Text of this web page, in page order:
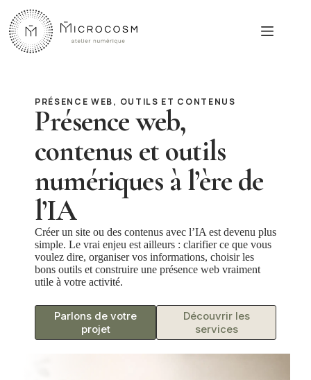
contenu
PRÉSENCE WEB, OUTILS ET CONTENUS
Présence web,
contenus et outils
numériques à l’ère de
l’IA
Créer un site ou des contenus avec l’IA est devenu plus
simple. Le vrai enjeu est ailleurs : clarifier ce que vous
voulez dire, organiser vos informations, choisir les
bons outils et construire une présence web vraiment
utile à votre activité.
Parlons de votre
projet
Découvrir les
services